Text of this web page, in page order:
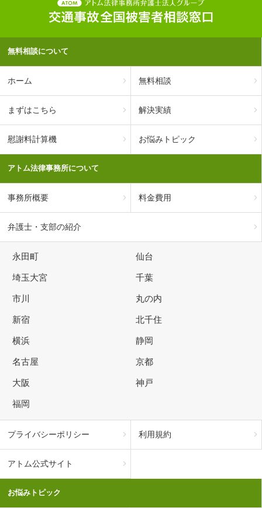
無料相談について
ホーム 無料相談
まずはこちら 解決実績
慰謝料計算機 お悩みトピック
アトム法律事務所について
事務所概要 料金費用
弁護士・支部の紹介
永田町 仙台
埼玉大宮 千葉
市川 丸の内
新宿 北千住
横浜 静岡
名古屋 京都
大阪 神戸
福岡
プライバシーポリシー 利用規約
アトム公式サイト
お悩みトピック